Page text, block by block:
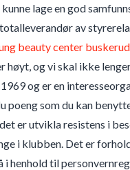
lage en god
av
beauty center buskerud
høyt, og vi skal ikke
og er en
som du kan
er utvikla resistens i
i klubben. Det er
henhold til